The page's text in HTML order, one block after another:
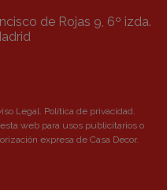
de Rojas 9, 6º izda.
Legal. Política de privacidad.
web para usos publicitarios o
expresa de Casa Decor.